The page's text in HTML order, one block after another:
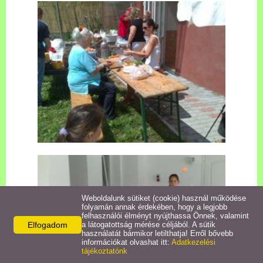
Pályázatok
Közérdekű információk
Letölthető nyomtatványok
E-ügyintézés
Anyakönyvi ügyek
Rendeletek,
Dokumentumok
Álláspályázat
Elfogadom
Weboldalunk sütiket (cookie) használ működése
folyamán annak érdekében, hogy a legjobb
felhasználói élményt nyújthassa Önnek, valamint
a látogatottság mérése céljából. A sütik
használatát bármikor letilthatja! Erről bővebb
információkat olvashat itt: Adatkezelési
tájékoztatónk